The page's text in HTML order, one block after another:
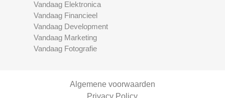
Vandaag Elektronica
Vandaag Financieel
Vandaag Development
Vandaag Marketing
Vandaag Fotografie
Algemene voorwaarden
Privacy Policy